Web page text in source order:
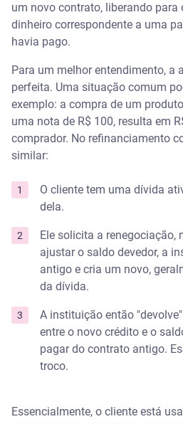
Refinanciar com troco é o
empréstimo?
CPF negativado?
um novo contrato, liberando para
dinheiro correspondente a uma
havia pago.
Para um melhor entendimento, a
perfeita. Uma situação comum
exemplo: a compra de um
uma nota de R$ 100, resulta em
comprador. No refinanciamento
similar:
O cliente tem uma dívida
dela.
Ele solicita a renegociação,
ajustar o saldo devedor, a
antigo e cria um novo,
da dívida.
A instituição então
entre o novo crédito e o
pagar do contrato antigo.
troco.
Essencialmente, o cliente está